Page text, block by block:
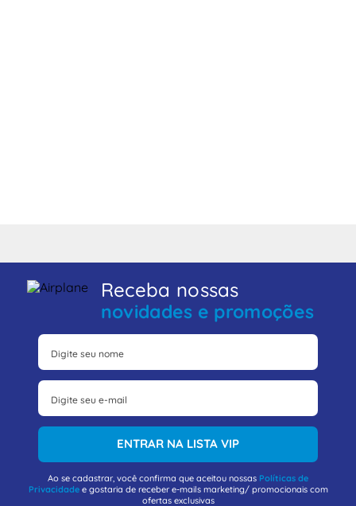
Receba nossas
novidades e promoções
ENTRAR NA LISTA VIP
Ao se cadastrar, você confirma que aceitou nossas Políticas de
Privacidadee gostaria de receber e-mails marketing/ promocionais com
ofertas exclusivas